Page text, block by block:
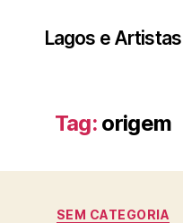
Lagos e Artistas
Tag: origem
Categorias
SEM CATEGORIA